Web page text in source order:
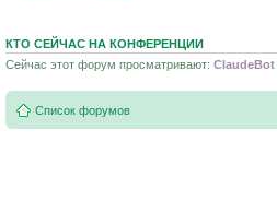
КТО СЕЙЧАС НА КОНФЕРЕНЦИИ
Сейчас этот форум просматривают: ClaudeBot
Список форумов